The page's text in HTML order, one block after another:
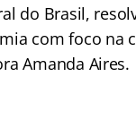
do Brasil,
com foco na
Amanda Aires.